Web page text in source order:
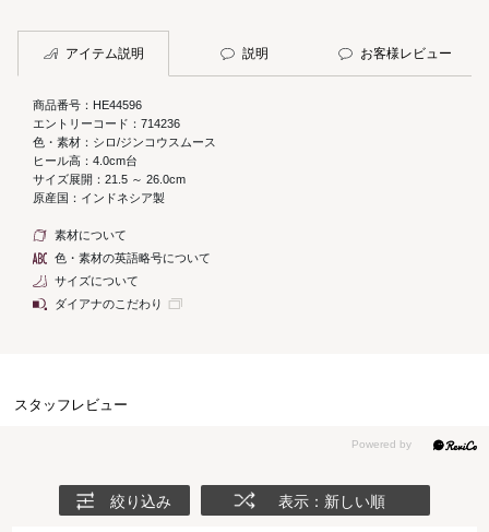
アイテム説明 説明 お客様レビュー
商品番号：HE44596
エントリーコード：714236
色・素材：シロ/ジンコウスムース
ヒール高：4.0cm台
サイズ展開：21.5 ～ 26.0cm
原産国：インドネシア製
素材について
色・素材の英語略号について
サイズについて
ダイアナのこだわり
スタッフレビュー
絞り込み 表示：新しい順